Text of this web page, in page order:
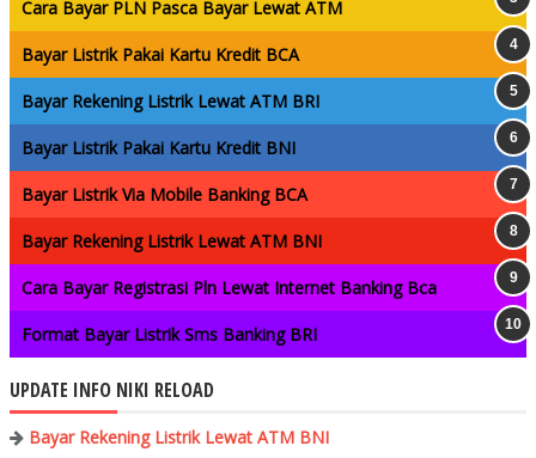
Cara Bayar PLN Pasca Bayar Lewat ATM
Bayar Listrik Pakai Kartu Kredit BCA
Bayar Rekening Listrik Lewat ATM BRI
Bayar Listrik Pakai Kartu Kredit BNI
Bayar Listrik Via Mobile Banking BCA
Bayar Rekening Listrik Lewat ATM BNI
Cara Bayar Registrasi Pln Lewat Internet Banking Bca
Format Bayar Listrik Sms Banking BRI
UPDATE INFO NIKI RELOAD
Bayar Rekening Listrik Lewat ATM BNI